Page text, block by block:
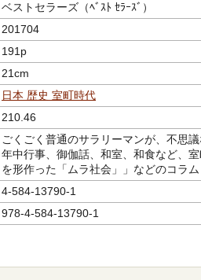
ベストセラーズ（ﾍﾞｽﾄ ｾﾗｰｽﾞ）
201704
191p
21cm
日本 歴史 室町時代
210.46
ごくごく普通のサラリーマンが、不思
年中行事、御伽話、和室、和食など、
を形作った「ムラ社会」」などのコラ
4-584-13790-1
978-4-584-13790-1